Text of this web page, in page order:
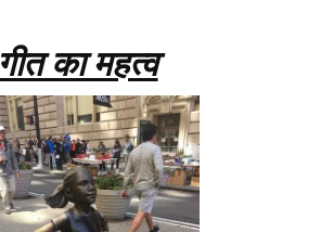
गीत का महत्व